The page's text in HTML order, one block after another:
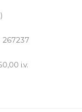
267237
i.v.